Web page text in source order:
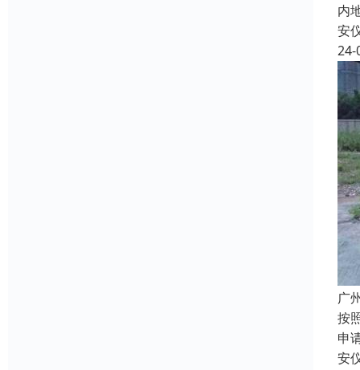
内
安
24-
广
按
申
安